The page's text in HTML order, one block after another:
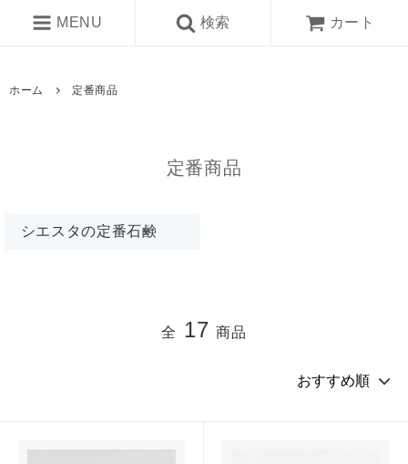
MENU 検索 カート
ホーム 定番商品
定番商品
シエスタの定番石鹸
全 17 商品